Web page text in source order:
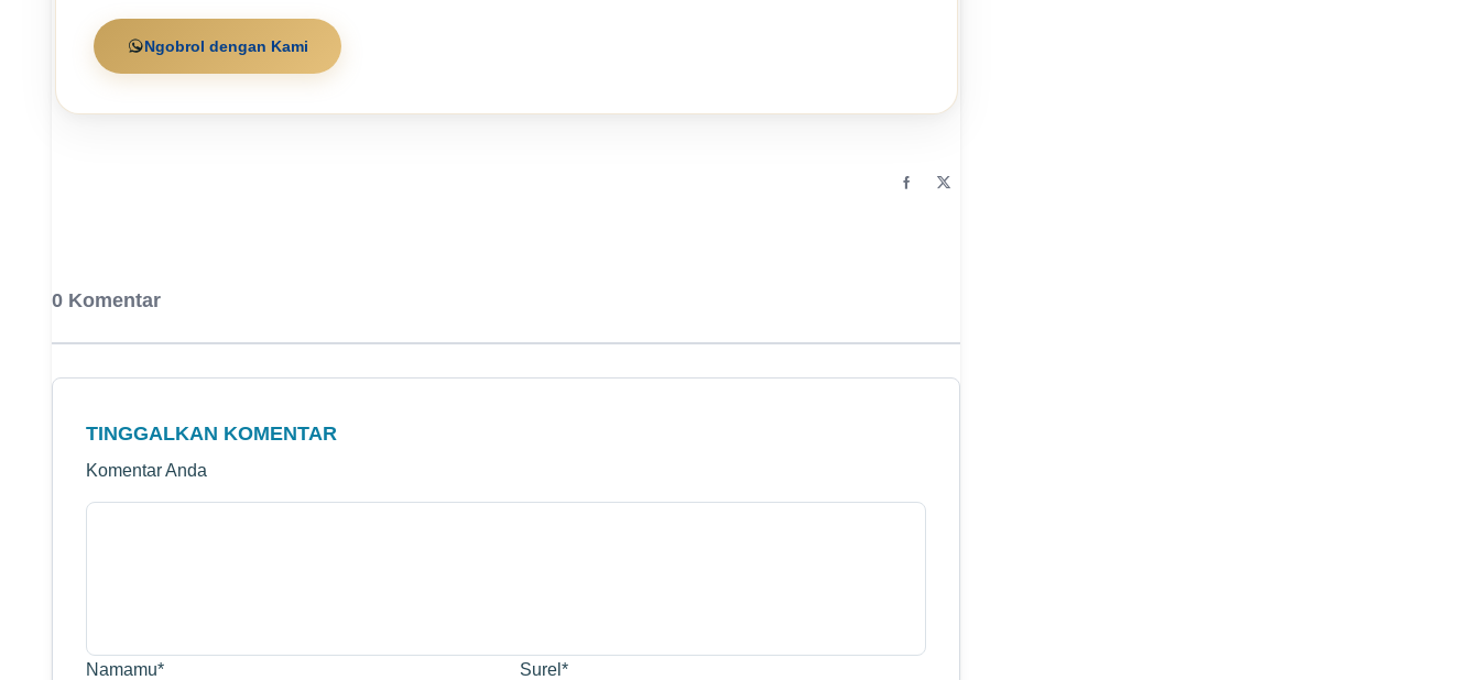
Ngobrol dengan Kami
0 Komentar
TINGGALKAN KOMENTAR
Komentar Anda
Namamu* Surel *